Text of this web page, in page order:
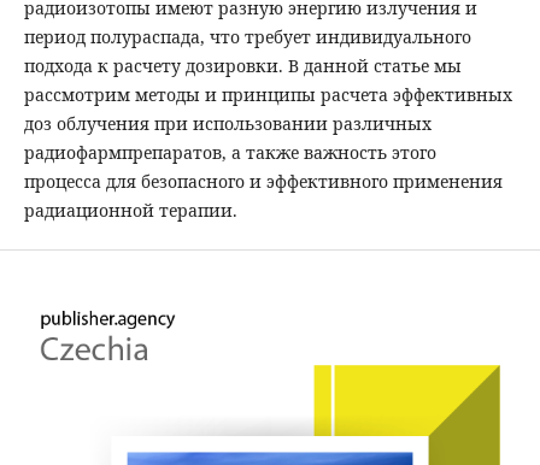
радиоизотопы имеют разную энергию излучения и
период полураспада, что требует индивидуального
подхода к расчету дозировки. В данной статье мы
рассмотрим методы и принципы расчета эффективных
доз облучения при использовании различных
радиофармпрепаратов, а также важность этого
процесса для безопасного и эффективного применения
радиационной терапии.